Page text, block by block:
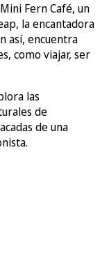
Fern Café, un
la encantadora
así, encuentra
como viajar, ser
las
de
de una